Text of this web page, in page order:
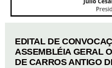
EDITAL DE
ASSEMBLÉIA GERAL
DE CARROS ANTIGO